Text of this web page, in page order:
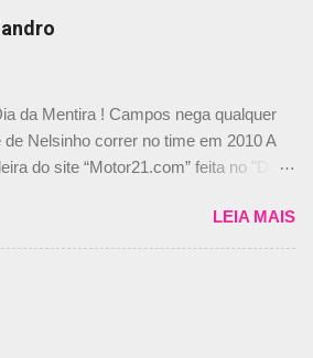
da Mentira ! Campos nega qualquer
de Nelsinho correr no time em 2010 A
do site “Motor21.com” feita no "Día
–, afirmando que Nelson Piquet havia
15% das ações da Campos, dando,
um lugar no time a Nelsinho Piquet,
de uma vez por todas por
Audetto, diretor da escuderia. O
LEIA MAIS